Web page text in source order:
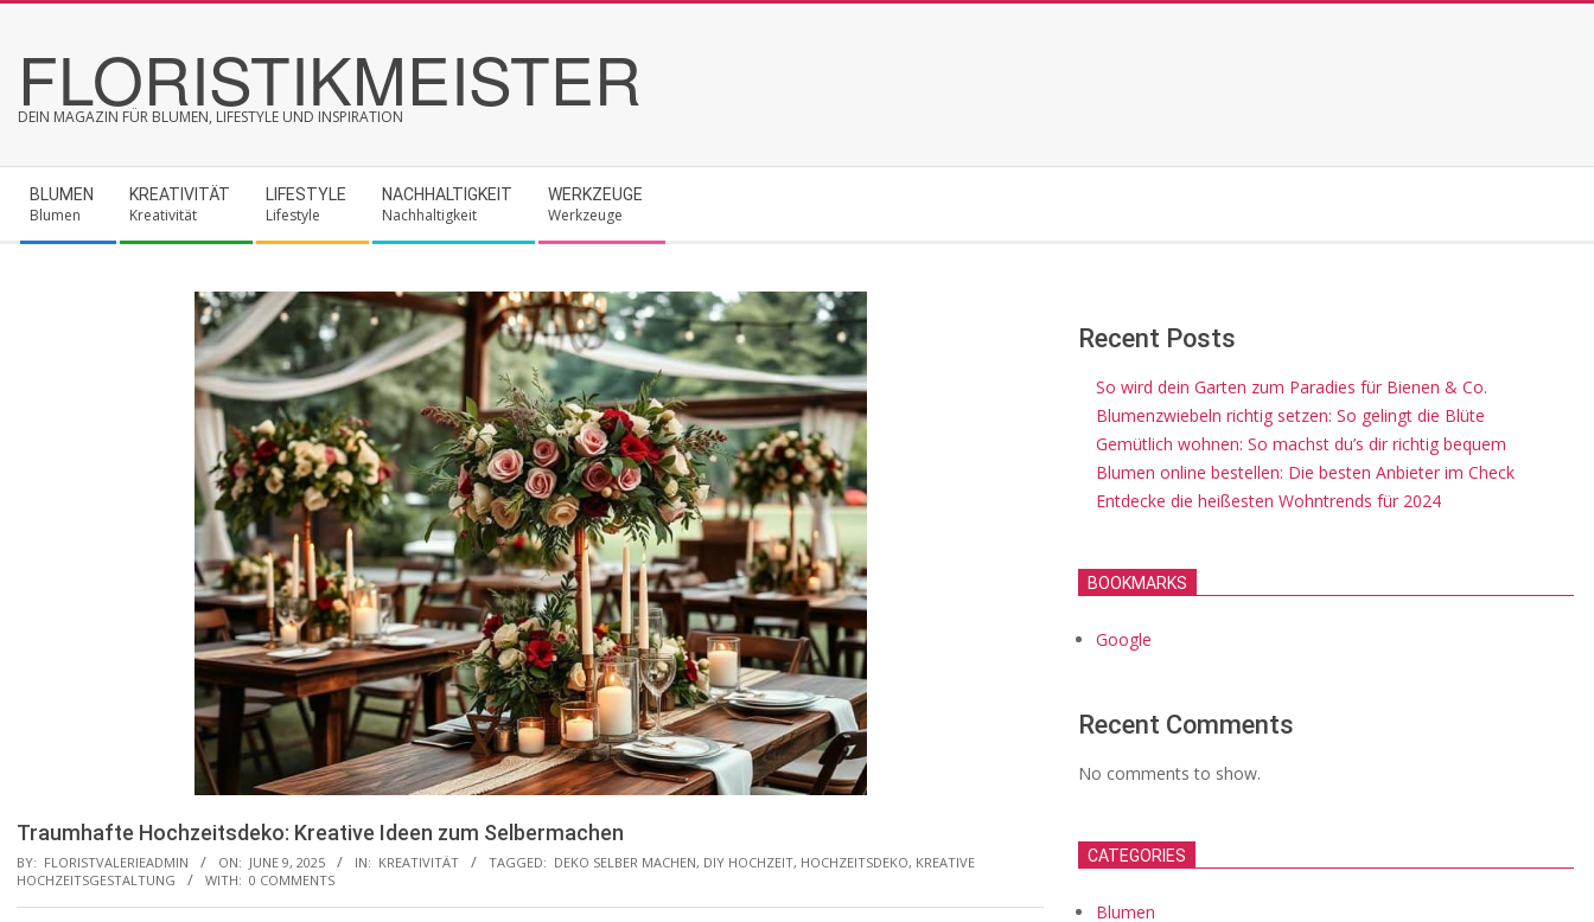
contentFLORISTIKMEISTER
DEIN MAGAZIN FÜR BLUMEN, LIFESTYLE UND INSPIRATION
Navigation
Menu
BLUMEN
Blumen
KREATIVITÄT
Kreativität
LIFESTYLE
Lifestyle
NACHHALTIGKEIT
Nachhaltigkeit
WERKZEUGE
Werkzeuge
Traumhafte Hochzeitsdeko: Kreative Ideen zum Selbermachen
BY: FLORISTVALERIEADMIN ON: JUNE 9, 2025 IN: KREATIVITÄT TAGGED: DEKO SELBER MACHEN, DIY HOCHZEIT, HOCHZEITSDEKO, KREATIVE
HOCHZEITSGESTALTUNG
WITH: 0 COMMENTS
Recent Posts
So wird dein Garten zum Paradies für Bienen & Co.
Blumenzwiebeln richtig setzen: So gelingt die Blüte
Gemütlich wohnen: So machst du’s dir richtig bequem
Blumen online bestellen: Die besten Anbieter im Check
Entdecke die heißesten Wohntrends für 2024
BOOKMARKS
Google
Recent Comments
No comments to show.
CATEGORIES
Blumen